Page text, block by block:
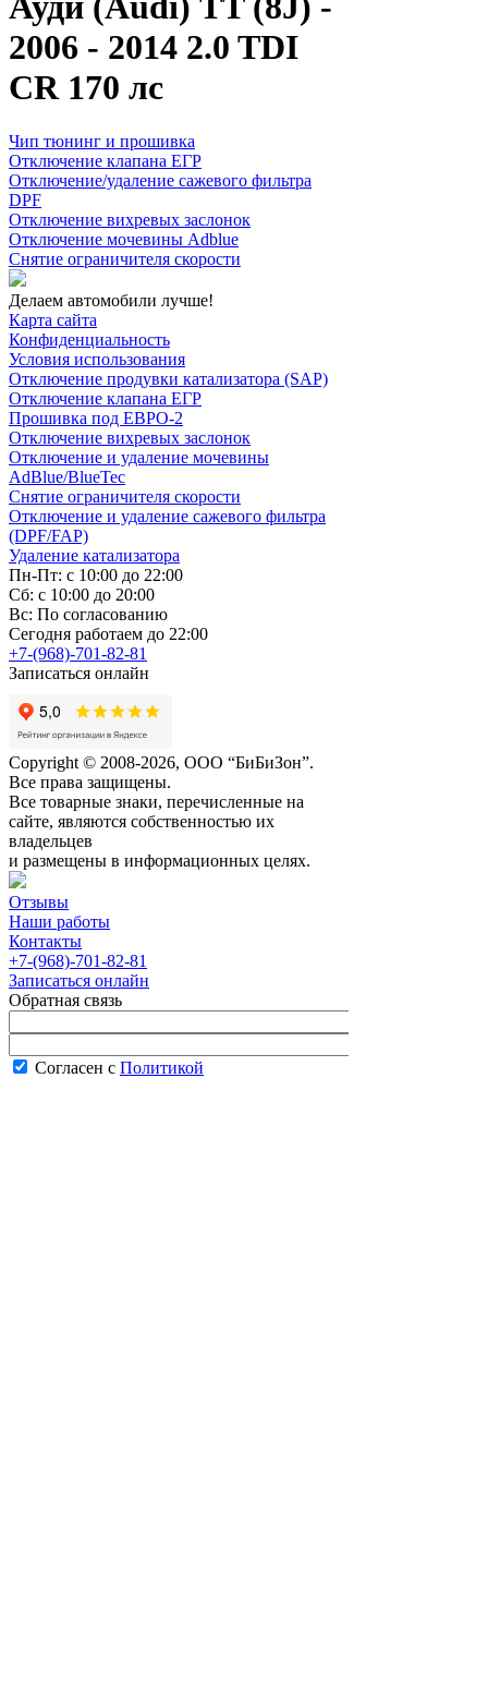
2006 - 2014 2.0 TDI
CR 170 лс
Чип тюнинг и прошивка
Отключение клапана ЕГР
Отключение/удаление сажевого фильтра
DPF
Отключение вихревых заслонок
Отключение мочевины Adblue
Снятие ограничителя скорости
Делаем автомобили лучше!
Карта сайта
Конфиденциальность
Условия использования
Отключение продувки катализатора (SAP)
Отключение клапана ЕГР
Прошивка под ЕВРО-2
Отключение вихревых заслонок
Отключение и удаление мочевины
AdBlue/BlueTec
Снятие ограничителя скорости
Отключение и удаление сажевого фильтра
(DPF/FAP)
Удаление катализатора
Пн-Пт: с 10:00 до 22:00
Сб: с 10:00 до 20:00
Вс: По согласованию
Сегодня работаем до 22:00
+7-(968)-701-82-81
Записаться онлайн
Copyright © 2008-2026, ООО “БиБиЗон”.
Все права защищены.
Все товарные знаки, перечисленные на
сайте, являются собственностью их
владельцев
и размещены в информационных целях.
Отзывы
Наши работы
Контакты
+7-(968)-701-82-81
Записаться онлайн
Обратная связь
Согласен с Политикой